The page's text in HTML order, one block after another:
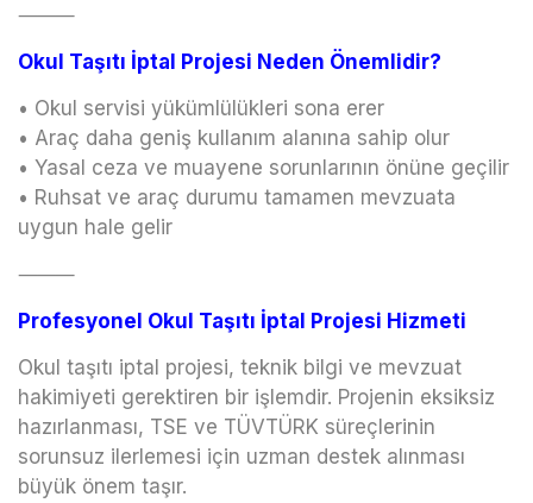
⸻
Okul Taşıtı İptal Projesi Neden Önemlidir?
• Okul servisi yükümlülükleri sona erer
• Araç daha geniş kullanım alanına sahip olur
• Yasal ceza ve muayene sorunlarının önüne geçilir
• Ruhsat ve araç durumu tamamen mevzuata
uygun hale gelir
⸻
Profesyonel Okul Taşıtı İptal Projesi Hizmeti
Okul taşıtı iptal projesi, teknik bilgi ve mevzuat
hakimiyeti gerektiren bir işlemdir. Projenin eksiksiz
hazırlanması, TSE ve TÜVTÜRK süreçlerinin
sorunsuz ilerlemesi için uzman destek alınması
büyük önem taşır.